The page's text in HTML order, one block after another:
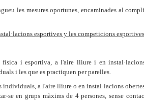
les mesures oportunes, encaminades al
esportives y les competicions
i esportiva, a l'aire lliure i en
i les que es practiquen per parelles.
a l'aire lliure o en instal·lacions
se en grups màxims de 4 persones, sense